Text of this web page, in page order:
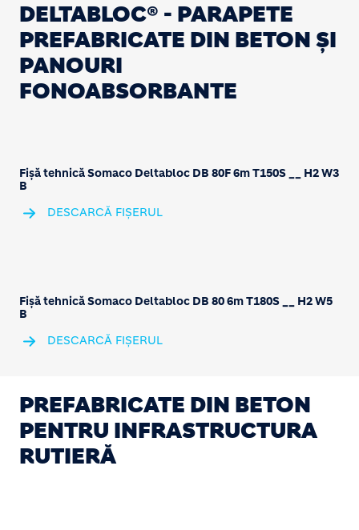
DELTABLOC® - PARAPETE
PREFABRICATE DIN BETON ȘI
PANOURI
FONOABSORBANTE
Fişă tehnică Somaco Deltabloc DB 80F 6m T150S __ H2 W3
B
DESCARCĂ FIȘERUL
Fişă tehnică Somaco Deltabloc DB 80 6m T180S __ H2 W5
B
DESCARCĂ FIȘERUL
PREFABRICATE DIN BETON
PENTRU INFRASTRUCTURA
RUTIERĂ